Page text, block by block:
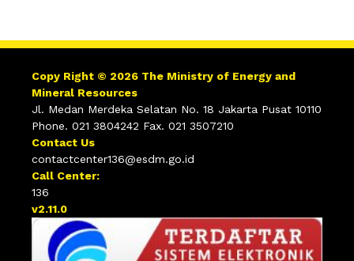
Copy Right © 2026 The Ministry of Energy and
Mineral Resources
Jl. Medan Merdeka Selatan No. 18 Jakarta Pusat 10110
Phone. 021 3804242 Fax. 021 3507210
Contact Us
contactcenter136@esdm.go.id
Call Center:
136
v2.11.0